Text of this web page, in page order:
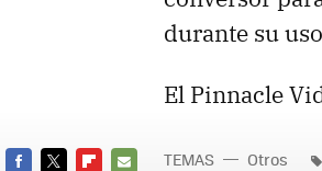
durante su
El Pinnacle
TEMAS Otros